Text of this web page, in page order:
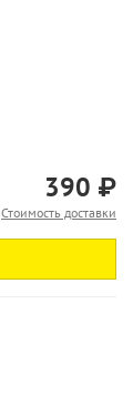
390 ₽
Стоимость доставки